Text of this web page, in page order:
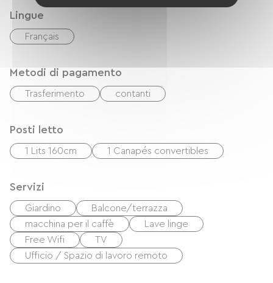
Lingue
Français
Metodi di pagamento
Trasferimento contanti
Posti letto
1 Lits 160cm 1 Canapés convertibles
Servizi
Giardino
Balcone/terrazza
macchina per il caffè
Lave linge
Free Wifi
TV
Ufficio / Spazio di lavoro remoto